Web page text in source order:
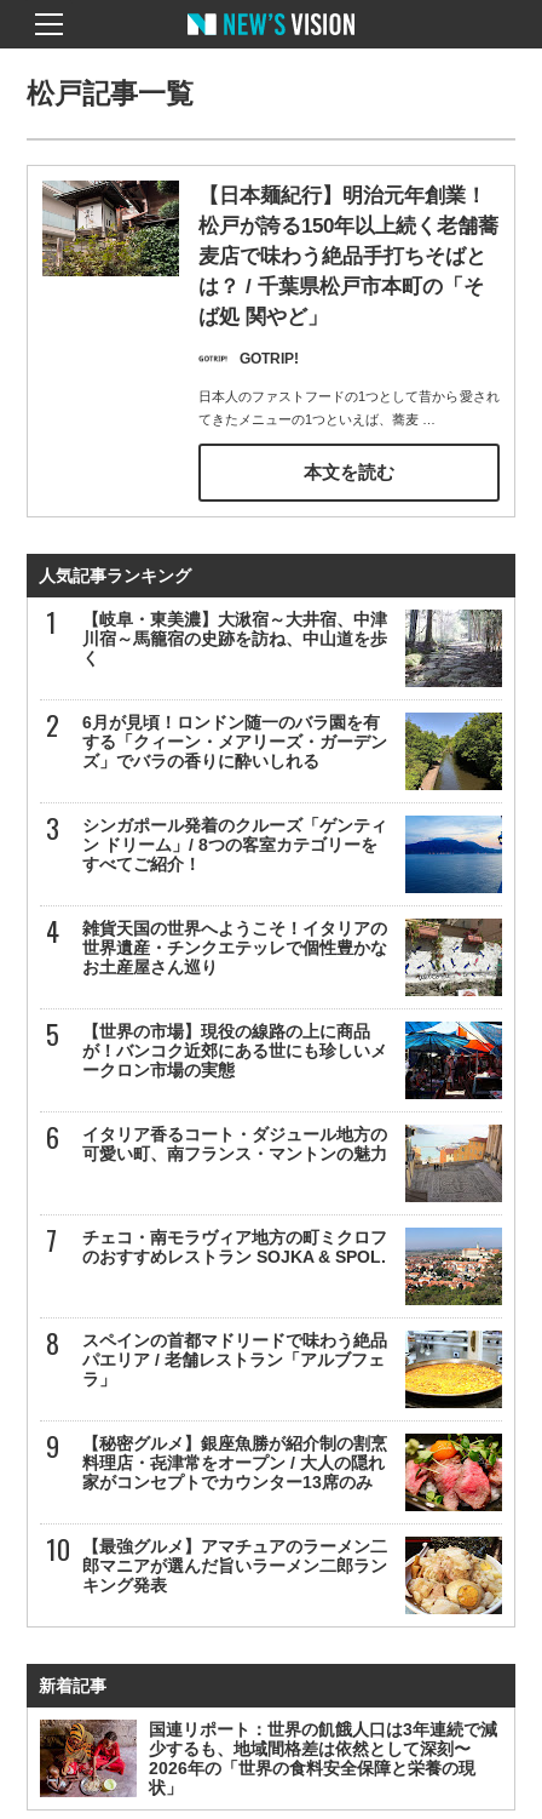
松戸記事一覧
【日本麺紀行】明治元年創業！
松戸が誇る150年以上続く老舗蕎
麦店で味わう絶品手打ちそばと
は？ / 千葉県松戸市本町の「そ
ば処 関やど」
GOTRIP!
日本人のファストフードの1つとして昔から愛され
てきたメニューの1つといえば、蕎麦…
本文を読む
人気記事ランキング
【岐阜・東美濃】大湫宿～大井宿、中津
川宿～馬籠宿の史跡を訪ね、中山道を歩
く
6月が見頃！ロンドン随一のバラ園を有
する「クィーン・メアリーズ・ガーデン
ズ」でバラの香りに酔いしれる
シンガポール発着のクルーズ「ゲンティ
ン ドリーム」/ 8つの客室カテゴリーを
すべてご紹介！
雑貨天国の世界へようこそ！イタリアの
世界遺産・チンクエテッレで個性豊かな
お土産屋さん巡り
【世界の市場】現役の線路の上に商品
が！バンコク近郊にある世にも珍しいメ
ークロン市場の実態
イタリア香るコート・ダジュール地方の
可愛い町、南フランス・マントンの魅力
チェコ・南モラヴィア地方の町ミクロフ
のおすすめレストラン SOJKA & SPOL.
スペインの首都マドリードで味わう絶品
パエリア / 老舗レストラン「アルブフェ
ラ」
【秘密グルメ】銀座魚勝が紹介制の割烹
料理店・㐂津常をオープン / 大人の隠れ
家がコンセプトでカウンター13席のみ
【最強グルメ】アマチュアのラーメン二
郎マニアが選んだ旨いラーメン二郎ラン
キング発表
新着記事
国連リポート：世界の飢餓人口は3年連続で減
少するも、地域間格差は依然として深刻〜
2026年の「世界の食料安全保障と栄養の現
状」